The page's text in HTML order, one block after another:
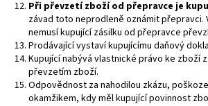
Při převzetí zboží od přepravce je
závad toto neprodleně oznámit přepravci.
nemusí kupující zásilku od přepravce
Prodávající vystaví kupujícímu daňový
Kupující nabývá vlastnické právo ke zboží
převzetím zboží.
Odpovědnost za nahodilou zkázu,
okamžikem, kdy měl kupující povinnost